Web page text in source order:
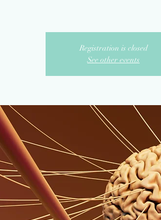
Registration is closed
See other events